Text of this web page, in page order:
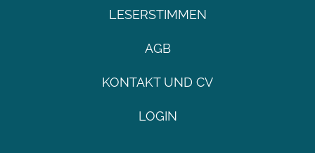
LESERSTIMMEN
AGB
KONTAKT UND CV
LOGIN